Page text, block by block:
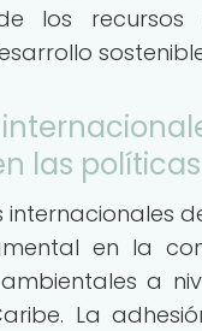
los recursos
las
internacionales
en la
a
La